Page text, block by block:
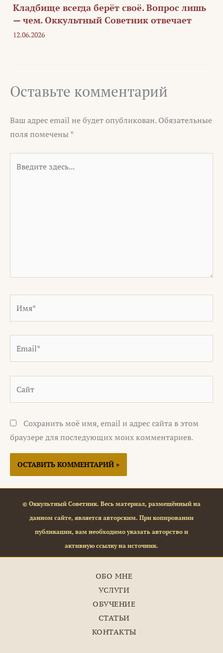
Кладбище всегда берёт своё. Вопрос лишь
— чем. Оккультный Советник отвечает
12.06.2026
Оставьте комментарий
Ваш адрес email не будет опубликован. Обязательные
поля помечены *
здесь...
Сохранить моё имя, email и адрес сайта в этом
браузере для последующих моих комментариев.
© Оккультный Советник. Весь материал, размещённый на
данном сайте, является авторским. При копировании
публикации, вам необходимо указать авторство и
активную ссылку на источник.
ОБО МНЕ
УСЛУГИ
ОБУЧЕНИЕ
СТАТЬИ
КОНТАКТЫ